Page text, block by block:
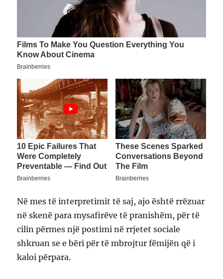
Në mes të interpretimit të saj, ajo është rrëzuar
në skenë para mysafirëve të pranishëm, për të
cilin përmes një postimi në rrjetet sociale
shkruan se e bëri për të mbrojtur fëmijën që i
kaloi përpara.